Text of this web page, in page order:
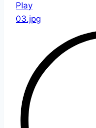
Play
03.jpg